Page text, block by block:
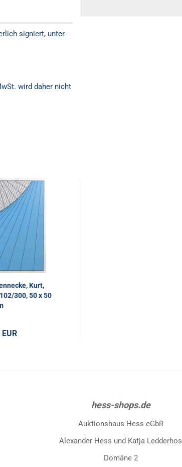
signiert, unter
wird daher nicht
Kurt,
300, 50 x 50
hess-shops.de
Auktionshaus Hess eGbR
Alexander Hess und Katja Ledderhos
Domäne 2